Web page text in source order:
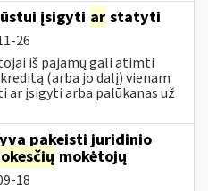
įsigyti ar statyti
26
iš pajamų gali atimti
(arba jo dalį) vienam
įsigyti arba palūkanas už
pakeisti juridinio
mokėtojų
18